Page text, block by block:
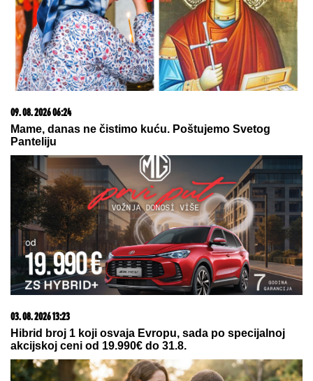
08. 08. 2026 16:10
Dete sa autizmom polivali vodom i mazali mu lak na
usta: Potresno iskustvo žene iz vrtića za Mame
06. 08. 2026 09:39